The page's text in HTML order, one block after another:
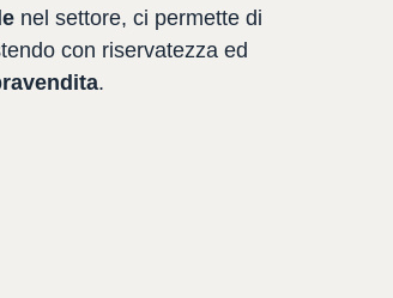
nel settore, ci permette di
con riservatezza ed
.